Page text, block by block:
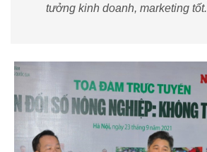
tưởng kinh doanh, marketing tốt.